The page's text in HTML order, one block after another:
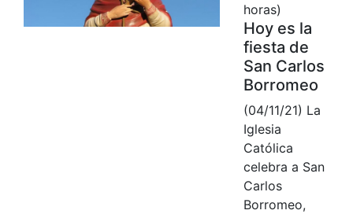
horas)
Hoy es la
fiesta de
San Carlos
Borromeo
(04/11/21) La
Iglesia
Católica
celebra a San
Carlos
Borromeo,